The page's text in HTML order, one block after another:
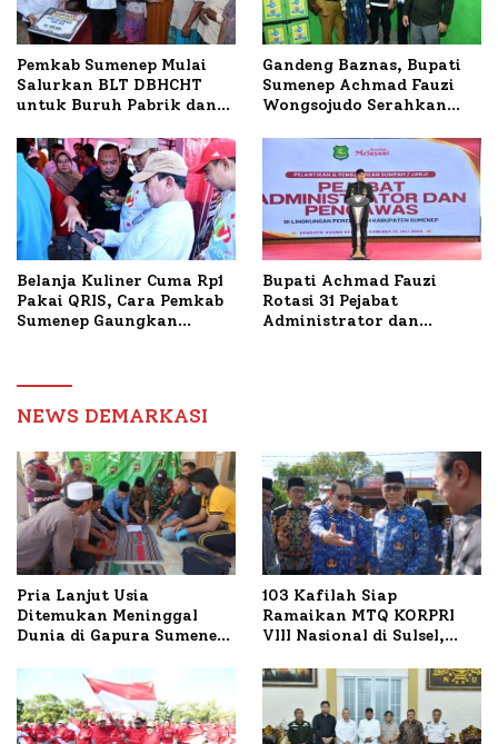
Pemkab Sumenep Mulai
Salurkan BLT DBHCHT
untuk Buruh Pabrik dan
Gandeng Baznas, Bupati
Sumenep Achmad Fauzi
Wongsojudo Serahkan
Dua Kecamatan
Belanja Kuliner Cuma Rp1
Pakai QRIS, Cara Pemkab
Sumenep Gaungkan
Bupati Achmad Fauzi
Rotasi 31 Pejabat
Administrator dan
NEWS DEMARKASI
Pria Lanjut Usia
Ditemukan Meninggal
Dunia di Gapura Sumenep,
103 Kafilah Siap
Ramaikan MTQ KORPRI
VIII Nasional di Sulsel,